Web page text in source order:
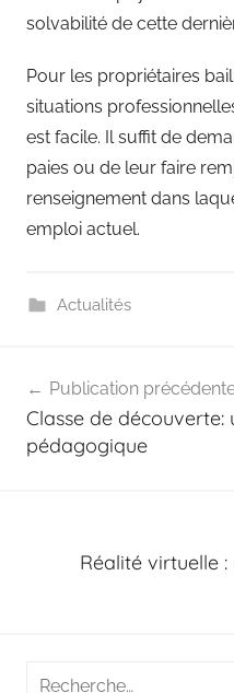
solvabilité de cette
Pour les propriétaires
situations
est facile. Il suffit de
paies ou de leur faire
renseignement dans
emploi actuel.
Actualités
de
l’article
Publication
Classe de
pédagogique
Réalité virtuelle
Recherche